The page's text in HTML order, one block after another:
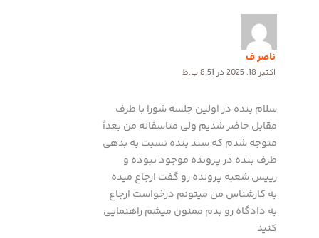
ناصر ف
اکتبر 18, 2025 در 8:51 ب.ظ
سلام بنده در اولین جلسه شورا با طرف
مقابل حاضر شدیم ولی متاسفانه من بعداً
متوجه شدم که سند بنده نسبت به بدهی
طرف بنده در پرونده موجود نبوده و
رییس شعبه پرونده رو گفت ارجاع میده
به کارشناس من میتونم درخواست ارجاع
به دادگاه رو بدم ممنون میشم راهنمایی
کنید